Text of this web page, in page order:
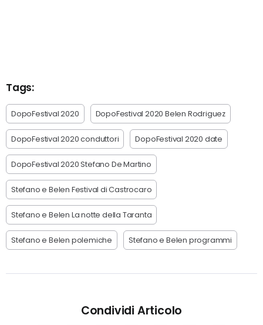
Tags:
DopoFestival 2020 DopoFestival 2020 Belen Rodriguez
DopoFestival 2020 conduttori DopoFestival 2020 date
DopoFestival 2020 Stefano De Martino
Stefano e Belen Festival di Castrocaro
Stefano e Belen La notte della Taranta
Stefano e Belen polemiche Stefano e Belen programmi
Condividi Articolo